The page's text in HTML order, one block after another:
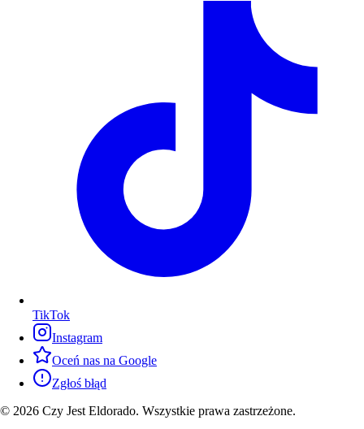
TikTok
Instagram
Oceń nas na Google
Zgłoś błąd
© 2026 Czy Jest Eldorado. Wszystkie prawa zastrzeżone.